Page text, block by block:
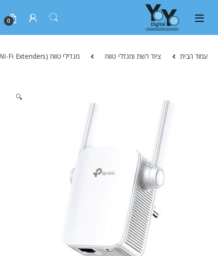
0
עמוד הבית ציוד רשת ומגדלי טווח מגדילי טווח (Wi-Fi Extenders)
🔍